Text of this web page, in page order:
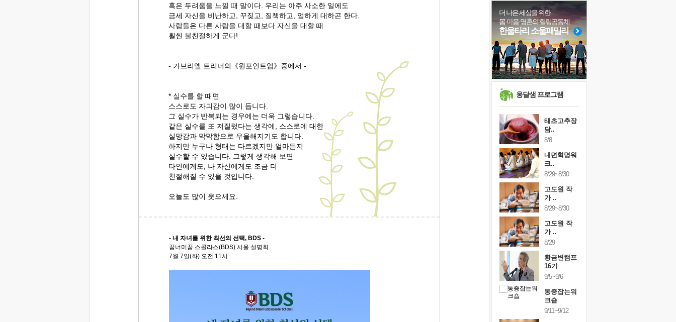
혹은 두려움을 느낄 때 말이다. 우리는 아주 사소한 일에도
금세 자신을 비난하고, 꾸짖고, 질책하고, 엄하게 대하곤 한다.
사람들은 다른 사람을 대할 때보다 자신을 대할 때
훨씬 불친절하게 군다!
- 가브리엘 트리너의《원포인트업》중에서 -
* 실수를 할 때면
스스로도 자괴감이 많이 듭니다.
그 실수가 반복되는 경우에는 더욱 그렇습니다.
같은 실수를 또 저질렀다는 생각에, 스스로에 대한
실망감과 막막함으로 우울해지기도 합니다.
하지만 누구나 형태는 다르겠지만 얼마든지
실수할 수 있습니다. 그렇게 생각해 보면
타인에게도, 나 자신에게도 조금 더
친절해질 수 있을 것입니다.
오늘도 많이 웃으세요.
- 내 자녀를 위한 최선의 선택, BDS -
꿈너머꿈 스콜라스(BDS) 서울 설명회
7월 7일(화) 오전 11시
아픈 아버지를 위한 공간 설계
보고 싶은 어머니
유년 시절의 부산 영도 바다
못된 꼰대들
거울 속의 나
희망이란
'모른다'는 것
귀를 열고 마음을 내어주고
#극복
#친구
#나눔
#위기
#비전캠프
#면역력
#리더
#바이러스
#아이들
#유튜브
#삶 #명상
더 나은 세상을 위한
몸·마음·영혼의 힐링공동체
한울타리 소울패밀리
옹달샘 프로그램
태초고추장
담..
8/8
내면혁명워
크..
8/29~8/30
고도원 작
가 ..
8/29~8/30
고도원 작
가 ..
8/29
황금변캠프
16기
9/5~9/6
통증잡는워
크숍
9/11~9/12